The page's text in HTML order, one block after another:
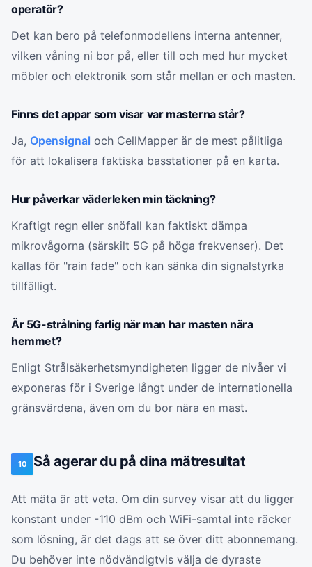
operatör?
Det kan bero på telefonmodellens interna antenner,
vilken våning ni bor på, eller till och med hur mycket
möbler och elektronik som står mellan er och masten.
Finns det appar som visar var masterna står?
Ja, Opensignal och CellMapper är de mest pålitliga
för att lokalisera faktiska basstationer på en karta.
Hur påverkar väderleken min täckning?
Kraftigt regn eller snöfall kan faktiskt dämpa
mikrovågorna (särskilt 5G på höga frekvenser). Det
kallas för "rain fade" och kan sänka din signalstyrka
tillfälligt.
Är 5G-strålning farlig när man har masten nära
hemmet?
Enligt Strålsäkerhetsmyndigheten ligger de nivåer vi
exponeras för i Sverige långt under de internationella
gränsvärdena, även om du bor nära en mast.
10 Så agerar du på dina mätresultat
Att mäta är att veta. Om din survey visar att du ligger
konstant under -110 dBm och WiFi-samtal inte räcker
som lösning, är det dags att se över ditt abonnemang.
Du behöver inte nödvändigtvis välja de dyraste